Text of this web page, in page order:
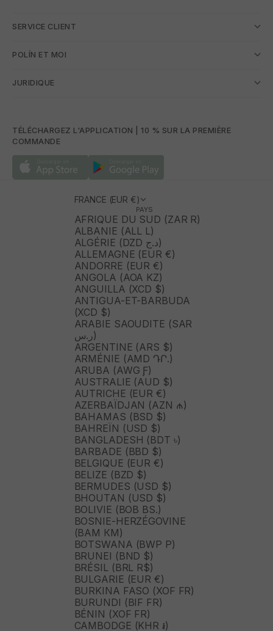
SERVICE CLIENT
POLÍN ET MOI
JURIDIQUE
TÉLÉCHARGEZ L'APPLICATION | 10 % SUR LA PREMIÈRE
COMMANDE
FRANCE (EUR €)
PAYS
AFRIQUE DU SUD (ZAR R)
ALBANIE (ALL L)
ALGÉRIE (DZD د.ج)
ALLEMAGNE (EUR €)
ANDORRE (EUR €)
ANGOLA (AOA KZ)
ANGUILLA (XCD $)
ANTIGUA-ET-BARBUDA
(XCD $)
ARABIE SAOUDITE (SAR
ر.س)
ARGENTINE (ARS $)
ARMÉNIE (AMD ԴՐ.)
ARUBA (AWG Ƒ)
AUSTRALIE (AUD $)
AUTRICHE (EUR €)
AZERBAÏDJAN (AZN ₼)
BAHAMAS (BSD $)
BAHREÏN (USD $)
BANGLADESH (BDT ৳)
BARBADE (BBD $)
BELGIQUE (EUR €)
BELIZE (BZD $)
BERMUDES (USD $)
BHOUTAN (USD $)
BOLIVIE (BOB BS.)
BOSNIE-HERZÉGOVINE
(BAM КМ)
BOTSWANA (BWP P)
BRUNEI (BND $)
BRÉSIL (BRL R$)
BULGARIE (EUR €)
BURKINA FASO (XOF FR)
BURUNDI (BIF FR)
BÉNIN (XOF FR)
CAMBODGE (KHR ៛)